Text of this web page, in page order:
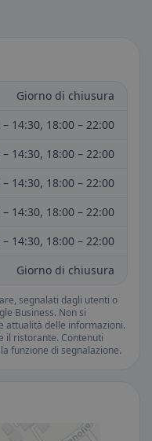
Giorno di chiusura
– 14:30, 18:00 – 22:00
– 14:30, 18:00 – 22:00
– 14:30, 18:00 – 22:00
– 14:30, 18:00 – 22:00
– 14:30, 18:00 – 22:00
Giorno di chiusura
segnalati dagli utenti o
Business. Non si
attualità delle informazioni.
il ristorante. Contenuti
funzione di segnalazione.